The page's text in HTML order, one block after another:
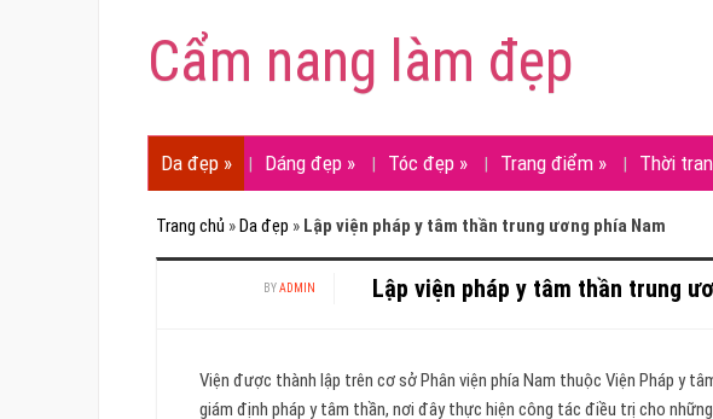
Cẩm nang làm đẹp
Da đẹp » Dáng đẹp » Tóc đẹp » Trang điểm » Thời
Trang chủ »Da đẹp » Lập viện pháp y tâm thần trung ương phía Nam
BYADMIN Lập viện pháp y tâm thần trung
Viện được thành lập trên cơ sở Phân viện phía Nam thuộc Viện Pháp y
giám định pháp y tâm thần, nơi đây thực hiện công tác điều trị cho